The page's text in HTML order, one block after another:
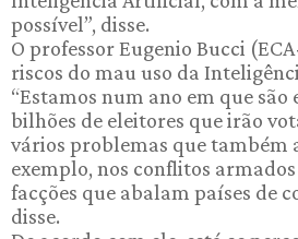
possível”, disse.
O professor Eugenio Bucci
riscos do mau uso da
“Estamos num ano em que são
bilhões de eleitores que irão
vários problemas que também
exemplo, nos conflitos
facções que abalam países de
disse.